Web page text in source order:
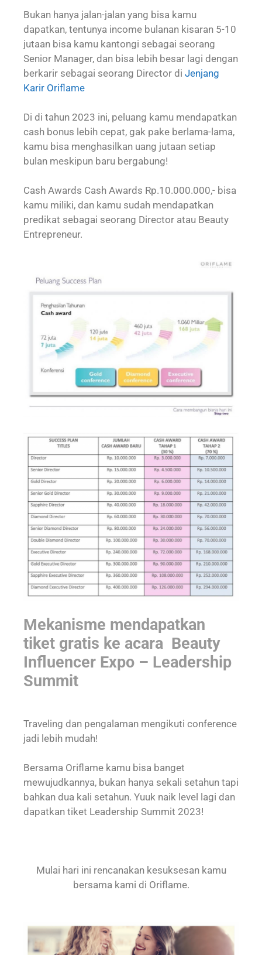
Bukan hanya jalan-jalan yang bisa kamu
dapatkan, tentunya income bulanan kisaran 5-10
jutaan bisa kamu kantongi sebagai seorang
Senior Manager, dan bisa lebih besar lagi dengan
berkarir sebagai seorang Director di Jenjang
Karir Oriflame
Di di tahun 2023 ini, peluang kamu mendapatkan
cash bonus lebih cepat, gak pake berlama-lama,
kamu bisa menghasilkan uang jutaan setiap
bulan meskipun baru bergabung!
Cash Awards Cash Awards Rp.10.000.000,- bisa
kamu miliki, dan kamu sudah mendapatkan
predikat sebagai seorang Director atau Beauty
Entrepreneur.
Mekanisme mendapatkan
tiket gratis ke acara Beauty
Influencer Expo – Leadership
Summit
Traveling dan pengalaman mengikuti conference
jadi lebih mudah!
Bersama Oriflame kamu bisa banget
mewujudkannya, bukan hanya sekali setahun tapi
bahkan dua kali setahun. Yuuk naik level lagi dan
dapatkan tiket Leadership Summit 2023!
Mulai hari ini rencanakan kesuksesan kamu
bersama kami di Oriflame.